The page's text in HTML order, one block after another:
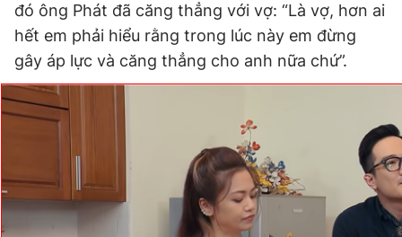
đó ông Phát đã căng thẳng với vợ: “Là vợ, hơn ai
hết em phải hiểu rằng trong lúc này em đừng
gây áp lực và căng thẳng cho anh nữa chứ”.